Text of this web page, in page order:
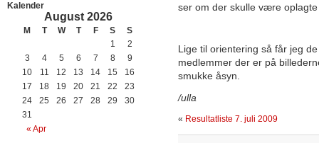
Kalender
August 2026
M T W T F S S
« Apr
1
2
3
4 5 6 7 8
9
10
11 12 13 14 15
16
17
18 19 20 21 22
23
24
25 26 27 28 29
30
31
ser om der skulle være
Lige til orientering så får jeg
medlemmer der er på
smukke åsyn.
/ulla
« Resultatliste 7. juli 2009